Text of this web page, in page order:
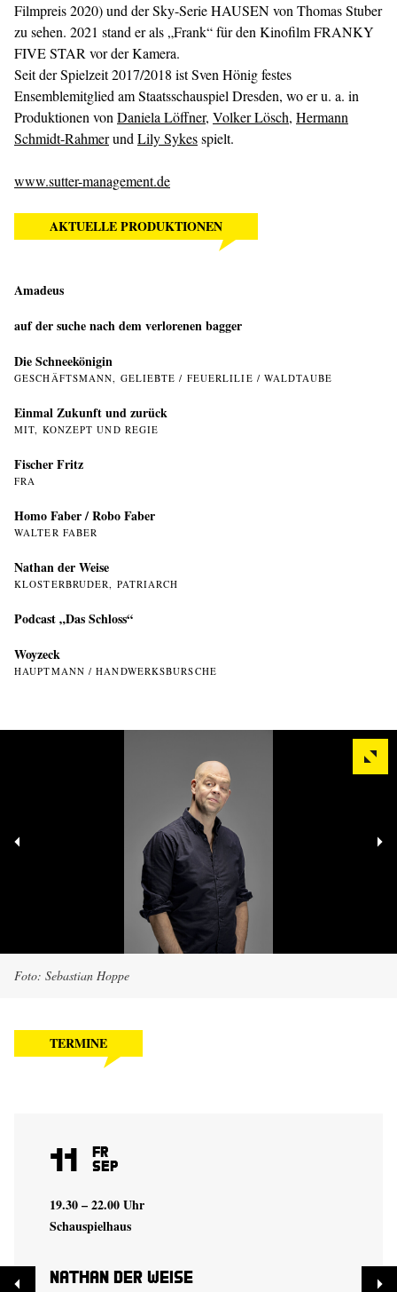
Filmpreis 2020) und der Sky-Serie HAUSEN von Thomas Stuber
zu sehen. 2021 stand er als „Frank“ für den Kinofilm FRANKY
FIVE STAR vor der Kamera.
Seit der Spielzeit 2017/2018 ist Sven Hönig festes
Ensemblemitglied am Staatsschauspiel Dresden, wo er u. a. in
Produktionen von Daniela Löffner, Volker Lösch, Hermann
Schmidt-Rahmerund Lily Sykesspielt.
www.sutter-management.de
AKTUELLE PRODUKTIONEN
Amadeus
auf der suche nach dem verlorenen bagger
Die Schneekönigin
GESCHÄFTSMANN, GELIEBTE / FEUERLILIE / WALDTAUBE
Einmal Zukunft und zurück
MIT, KONZEPT UND REGIE
Fischer Fritz
FRA
Homo Faber / Robo Faber
WALTER FABER
Nathan der Weise
KLOSTERBRUDER, PATRIARCH
Podcast „Das Schloss“
Woyzeck
HAUPTMANN / HANDWERKSBURSCHE
Foto: Sebastian Hoppe
TERMINE
11 Fr
Sep
19.30 – 22.00 Uhr
Schauspielhaus
Nathan der Weise